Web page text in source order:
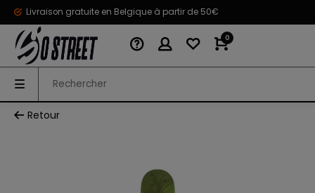
Livraison gratuite en Belgique à partir de 50€
0
Retour